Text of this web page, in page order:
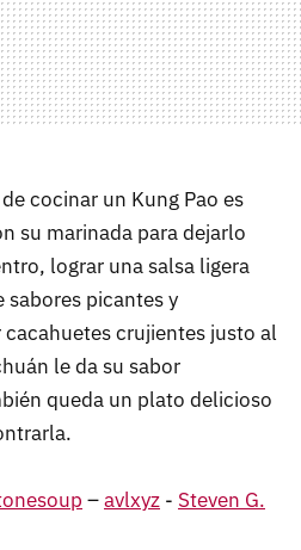
cocinar un Kung Pao es
su marinada para dejarlo
lograr una salsa ligera
picantes y
crujientes justo al
le da su sabor
queda un plato delicioso
–avlxyz - Steven G.